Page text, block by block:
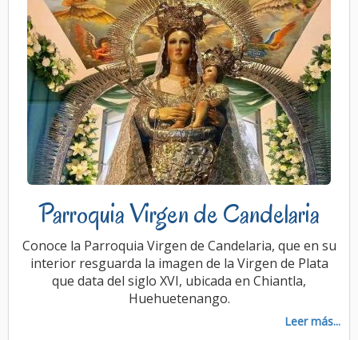
Parroquia Virgen de Candelaria
Conoce la Parroquia Virgen de Candelaria, que en su
interior resguarda la imagen de la Virgen de Plata
que data del siglo XVI, ubicada en Chiantla,
Huehuetenango.
Leer más...